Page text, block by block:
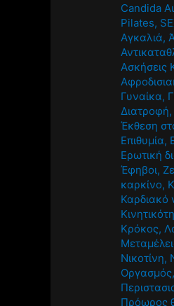
Candida
Pilates,
Αγκαλιά,
Ασκήσεις
Γυναίκα,
Διατροφή,
Έκθεση
Επιθυμία,
Ερωτική
Έφηβοι,
καρκίνο,
Καρδιακό
Κρόκος,
Νικοτίνη,
Οργασμός,
Πρόωρος